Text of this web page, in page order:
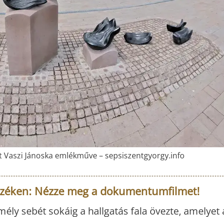
Vaszi Jánoska emlékműve – sepsiszentgyorgy.info
Nézze meg a dokumentumfilmet!
sebét sokáig a hallgatás fala övezte, amelyet